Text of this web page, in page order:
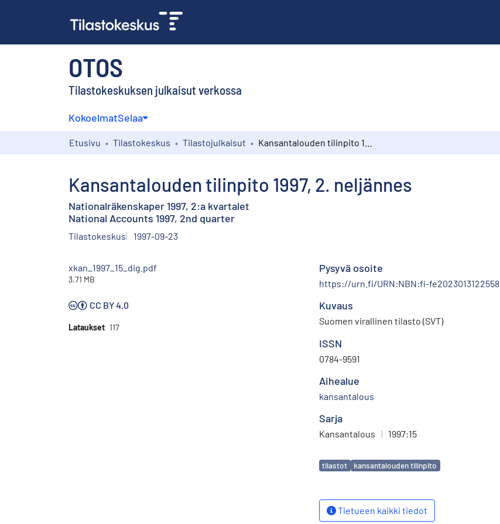
OTOS
Tilastokeskuksen julkaisut verkossa
KokoelmatSelaa
Etusivu Tilastokeskus Tilastojulkaisut
Kansantalouden tilinpito 1997, 2. neljännes
Nationalräkenskaper 1997, 2:a kvartalet
National Accounts 1997, 2nd quarter
Tilastokeskus 1997-09-23
xkan_1997_15_dig.pdf
3.71 MB
CC BY 4.0
Lataukset 117
Pysyvä osoite
https://urn.fi/URN:NBN:fi-fe2023013122558
Kuvaus
Suomen virallinen tilasto (SVT)
ISSN
0784-9591
Aihealue
kansantalous
Sarja
Kansantalous | 1997:15
Avainsanat
tilastot kansantalouden tilinpito
Tietueen kaikki tiedot